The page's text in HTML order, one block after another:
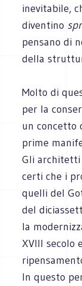
inevitabile,
diventino
pensano di
della
Molto di
per la
un concetto
prime
Gli architetti
certi che i
quelli del
del
la
XVIII secolo
In questo